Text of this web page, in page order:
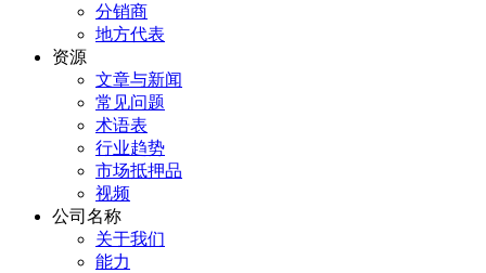
分销商
地方代表
资源
文章与新闻
常见问题
术语表
行业趋势
市场抵押品
视频
公司名称
关于我们
能力